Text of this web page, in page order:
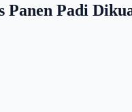
Panen Padi